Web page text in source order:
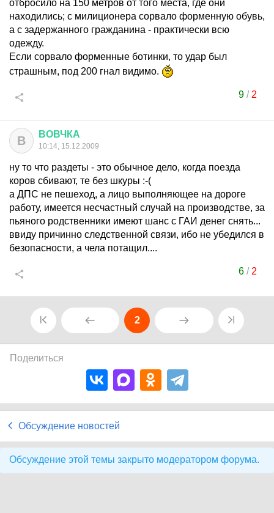
отбросило на 150 метров от того места, где они
находились; с милиционера сорвало форменную обувь,
а с задержанного гражданина - практически всю
одежду.
Если сорвало форменные ботинки, то удар был
страшным, под 200 гнал видимо.
9/ 2
В ВОВЧКА
10:14, 15.12.2009
ну то что раздеты - это обычное дело, когда поезда
коров сбивают, те без шкуры :-(
а ДПС не пешеход, а лицо выполняющее на дороге
работу, имеется несчастный случай на производстве, за
пьяного родственники имеют шанс с ГАИ денег снять...
ввиду причинно следственной связи, ибо не убедился в
безопасности, а чела потащил....
6/ 2
2
Поделиться
Обсуждение новостей
Обсуждение этой темы закрыто модератором форума.